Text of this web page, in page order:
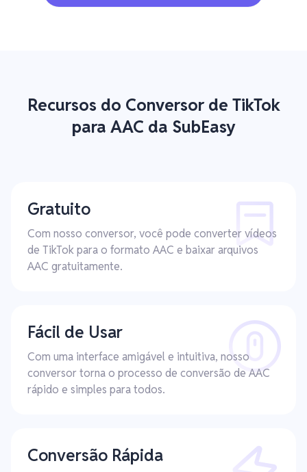
Recursos do Conversor de TikTok
para AAC da SubEasy
Gratuito
Com nosso conversor, você pode converter vídeos
de TikTok para o formato AAC e baixar arquivos
AAC gratuitamente.
Fácil de Usar
Com uma interface amigável e intuitiva, nosso
conversor torna o processo de conversão de AAC
rápido e simples para todos.
Conversão Rápida